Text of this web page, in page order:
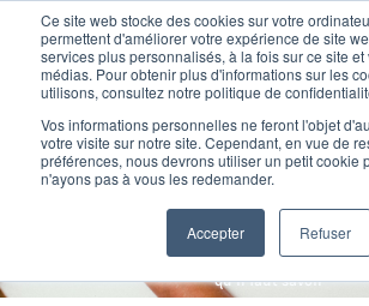
Ce site web stocke des cookies sur votre
permettent d'améliorer votre expérience de site
services plus personnalisés, à la fois sur ce site et
médias. Pour obtenir plus d'informations sur les
utilisons, consultez notre politique de
Vos informations personnelles ne feront l'objet
votre visite sur notre site. Cependant, en vue de
préférences, nous devrons utiliser un petit cookie
n'ayons pas à vous les redemander.
Accepter Refuser
Passer
contenu
Nos offres
Formation
Nos clients
Déblocage
l’épargne salariale :
faut savoir
Paie et social»Déblocage anticipé de
qu’il faut savoir